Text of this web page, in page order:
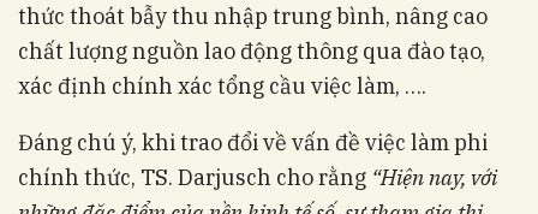
thức thoát bẫy thu nhập trung bình, nâng cao
chất lượng nguồn lao động thông qua đào tạo,
xác định chính xác tổng cầu việc làm, ….
Đáng chú ý, khi trao đổi về vấn đề việc làm phi
chính thức, TS. Darjusch cho rằng “Hiện nay, với